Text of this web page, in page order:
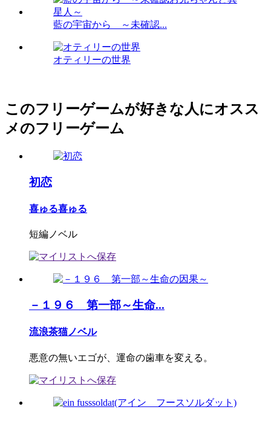
藍の宇宙から ～未確認...
オティリーの世界
このフリーゲームが好きな人にオスス
メのフリーゲーム
初恋
喜ゅる喜ゅる
短編ノベル
－１９６ 第一部～生命...
流浪茶猫ノベル
悪意の無いエゴが、運命の歯車を変える。